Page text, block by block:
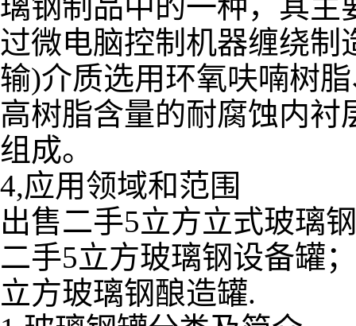
过微电脑控制机器缠绕
输)介质选用环氧呋喃树
高树脂含量的耐腐蚀内
组成。
4,应用领域和范围
出售二手5立方立式玻璃
二手5立方玻璃钢设备罐
立方玻璃钢酿造罐.